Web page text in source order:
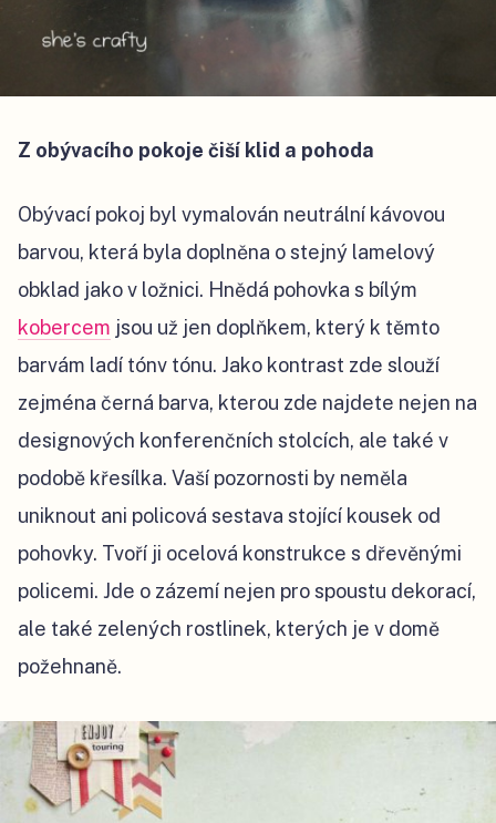
Z obývacího pokoje čiší klid a pohoda
Obývací pokoj byl vymalován neutrální kávovou
barvou, která byla doplněna o stejný lamelový
obklad jako v ložnici. Hnědá pohovka s bílým
kobercem jsou už jen doplňkem, který k těmto
barvám ladí tónv tónu. Jako kontrast zde slouží
zejména černá barva, kterou zde najdete nejen na
designových konferenčních stolcích, ale také v
podobě křesílka. Vaší pozornosti by neměla
uniknout ani policová sestava stojící kousek od
pohovky. Tvoří ji ocelová konstrukce s dřevěnými
policemi. Jde o zázemí nejen pro spoustu dekorací,
ale také zelených rostlinek, kterých je v domě
požehnaně.